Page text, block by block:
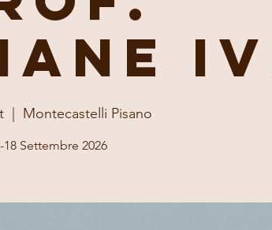
Montecastelli Pisano
18 Settembre 2026